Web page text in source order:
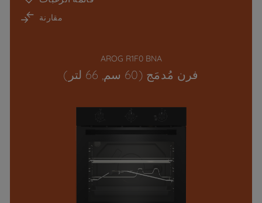
مقارنة
AROG R1F0 BNA
فرن مُدمَج (60 سم, 66 لتر)